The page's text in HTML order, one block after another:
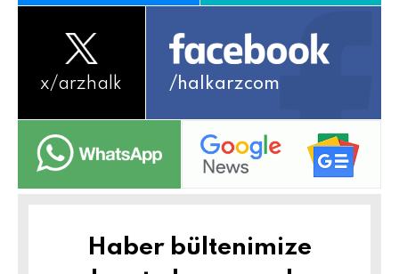
x/arzhalk /halkarzcom
Haber bültenimize